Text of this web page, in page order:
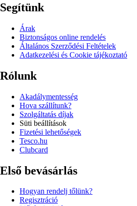
Segítünk
Árak
Biztonságos online rendelés
Általános Szerződési Feltételek
Adatkezelési és Cookie tájékoztató
Rólunk
Akadálymentesség
Hova szállítunk?
Szolgáltatás díjak
Süti beállítások
Fizetési lehetőségek
Tesco.hu
Clubcard
Első bevásárlás
Hogyan rendelj tőlünk?
Regisztráció